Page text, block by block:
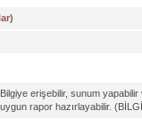
Bilgiye erişebilir, sunum
uygun rapor hazırlayabilir.